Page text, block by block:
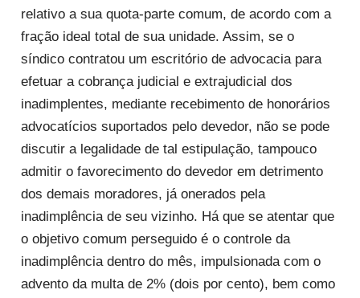
relativo a sua quota-parte comum, de acordo com a
fração ideal total de sua unidade. Assim, se o
síndico contratou um escritório de advocacia para
efetuar a cobrança judicial e extrajudicial dos
inadimplentes, mediante recebimento de honorários
advocatícios suportados pelo devedor, não se pode
discutir a legalidade de tal estipulação, tampouco
admitir o favorecimento do devedor em detrimento
dos demais moradores, já onerados pela
inadimplência de seu vizinho. Há que se atentar que
o objetivo comum perseguido é o controle da
inadimplência dentro do mês, impulsionada com o
advento da multa de 2% (dois por cento), bem como